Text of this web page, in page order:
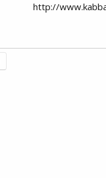
http://